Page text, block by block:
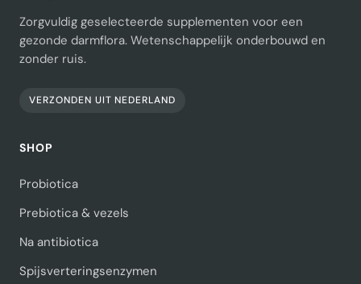
Zorgvuldig geselecteerde supplementen voor een
gezonde darmflora. Wetenschappelijk onderbouwd en
zonder ruis.
VERZONDEN UIT NEDERLAND
SHOP
Probiotica
Prebiotica & vezels
Na antibiotica
Spijsverteringsenzymen